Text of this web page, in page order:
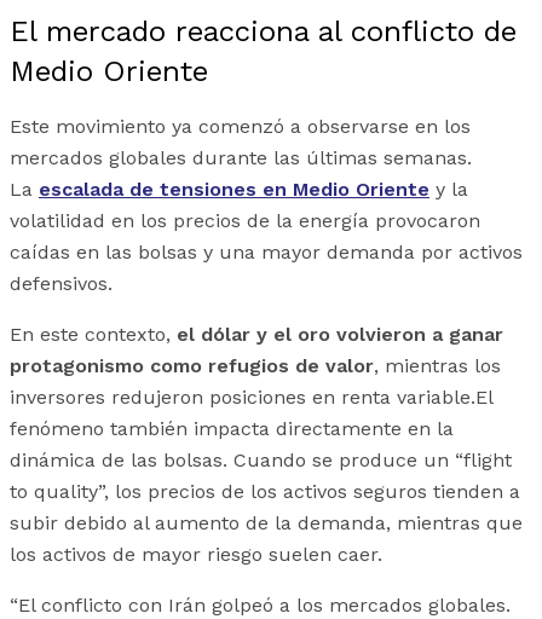
El mercado reacciona al conflicto de
Medio Oriente
Este movimiento ya comenzó a observarse en los
mercados globales durante las últimas semanas.
La escalada de tensiones en Medio Oriente y la
volatilidad en los precios de la energía provocaron
caídas en las bolsas y una mayor demanda por activos
defensivos.
En este contexto, el dólar y el oro volvieron a ganar
protagonismo como refugios de valor, mientras los
inversores redujeron posiciones en renta variable.El
fenómeno también impacta directamente en la
dinámica de las bolsas. Cuando se produce un “flight
to quality”, los precios de los activos seguros tienden a
subir debido al aumento de la demanda, mientras que
los activos de mayor riesgo suelen caer.
“El conflicto con Irán golpeó a los mercados globales.